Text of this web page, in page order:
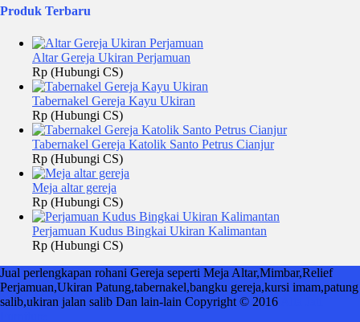
Produk Terbaru
Altar Gereja Ukiran Perjamuan
Rp (Hubungi CS)
Tabernakel Gereja Kayu Ukiran
Rp (Hubungi CS)
Tabernakel Gereja Katolik Santo Petrus Cianjur
Rp (Hubungi CS)
Meja altar gereja
Rp (Hubungi CS)
Perjamuan Kudus Bingkai Ukiran Kalimantan
Rp (Hubungi CS)
Jual perlengkapan rohani Gereja seperti Meja Altar,Mimbar,Relief
Perjamuan,Ukiran Patung,tabernakel,bangku gereja,kursi imam,patung
salib,ukiran jalan salib Dan lain-lain Copyright © 2016